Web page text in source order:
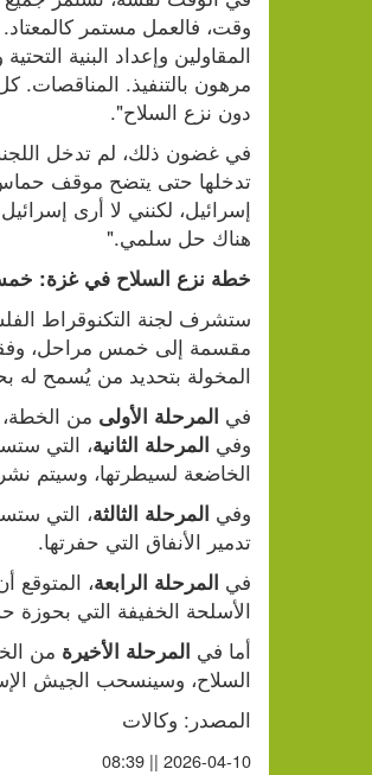
دون نزع السلاح".
هناك حل سلمي."
خطة نزع السلاح في غزة:
المخولة بتحديد من يُسمح له
في المرحلة الأولى
وفي المرحلة الثانية
الخاضعة لسيطرتها، وسيتم
وفي المرحلة الثالثة
تدمير الأنفاق التي حفرتها.
في المرحلة الرابعة
الأسلحة الخفيفة التي بحوزة
أما في المرحلة الأخيرة
السلاح، وسينسحب الجيش
المصدر: وكالات
2026-04-10 || 08:39